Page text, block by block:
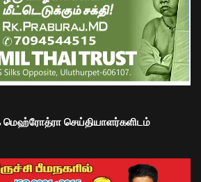
மெஹ்ரோத்ரா செய்தியாளர்களிடம்